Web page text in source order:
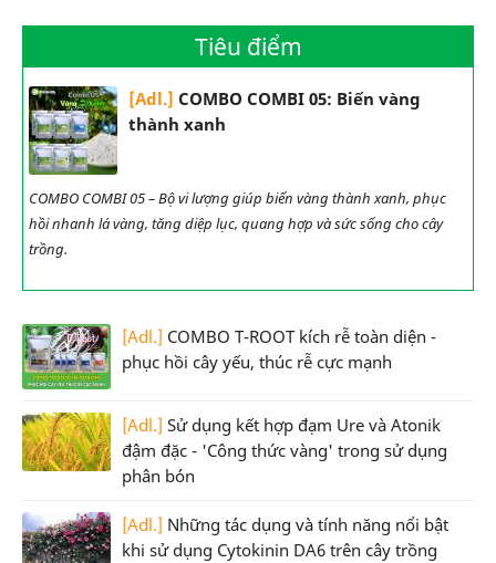
Tiêu điểm
[Adl.] COMBO COMBI 05: Biến vàng
thành xanh
COMBO COMBI 05 – Bộ vi lượng giúp biến vàng thành xanh, phục
hồi nhanh lá vàng, tăng diệp lục, quang hợp và sức sống cho cây
trồng.
[Adl.] COMBO T-ROOT kích rễ toàn diện -
phục hồi cây yếu, thúc rễ cực mạnh
[Adl.] Sử dụng kết hợp đạm Ure và Atonik
đậm đặc - 'Công thức vàng' trong sử dụng
phân bón
[Adl.] Những tác dụng và tính năng nổi bật
khi sử dụng Cytokinin DA6 trên cây trồng